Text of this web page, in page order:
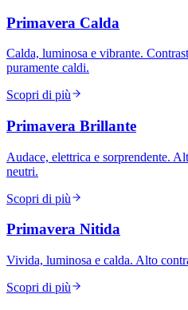
Primavera Calda
Calda, luminosa e vibrante.
puramente caldi.
Scopri di più
Primavera Brillante
Audace, elettrica e sorprendente.
neutri.
Scopri di più
Primavera Nitida
Vivida, luminosa e calda. Alto
Scopri di più